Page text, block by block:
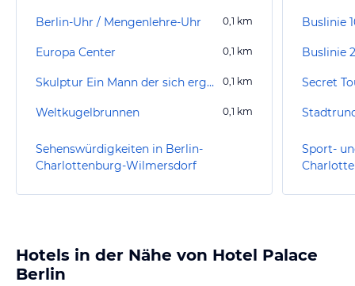
Berlin-Uhr / Mengenlehre-Uhr 0,1 km
Europa Center 0,1 km
Skulptur Ein Mann der sich ergötzt an einer Blume 0,1 km
Weltkugelbrunnen 0,1 km
Sehenswürdigkeiten in Berlin-
Charlottenburg-Wilmersdorf
Buslinie
Buslinie
Secret
Sport-
Hotels in der Nähe von Hotel Palace
Berlin